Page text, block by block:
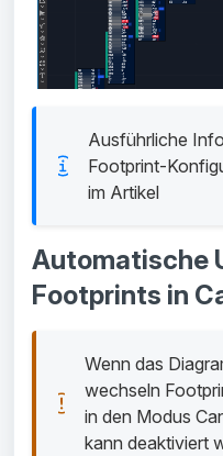
Ausführliche
Footprint-
im Artikel
Automatische
Footprints in
Wenn das
wechseln
in den Modus
kann deaktiviert